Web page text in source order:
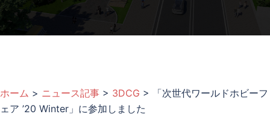
ホーム > ニュース記事 > 3DCG >
「次世代ワールドホビーフ
ェア ’20 Winter」に参加しました